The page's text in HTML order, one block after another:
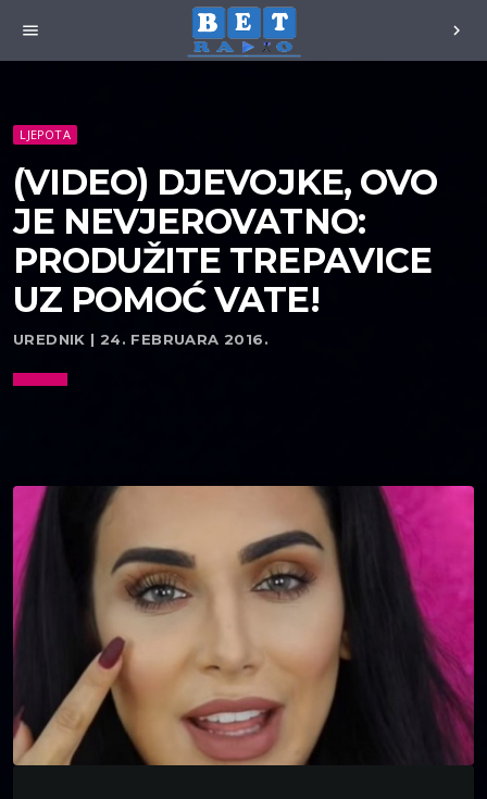
menu chevron_right
LJEPOTA
(VIDEO) DJEVOJKE, OVO
JE NEVJEROVATNO:
PRODUŽITE TREPAVICE
UZ POMOĆ VATE!
UREDNIK | 24. FEBRUARA 2016.